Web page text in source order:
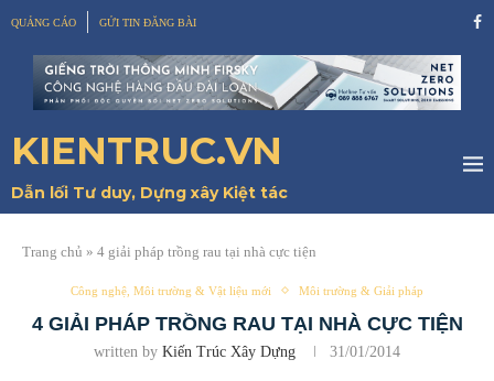
QUẢNG CÁO GỬI TIN ĐĂNG BÀI
KIENTRUC.VN
Dẫn lối Tư duy, Dựng xây Kiệt tác
Trang chủ » 4 giải pháp trồng rau tại nhà cực tiện
Công nghệ, Môi trường & Vật liệu mới Môi trường & Giải pháp
4 GIẢI PHÁP TRỒNG RAU TẠI NHÀ CỰC TIỆN
written by Kiến Trúc Xây Dựng 31/01/2014